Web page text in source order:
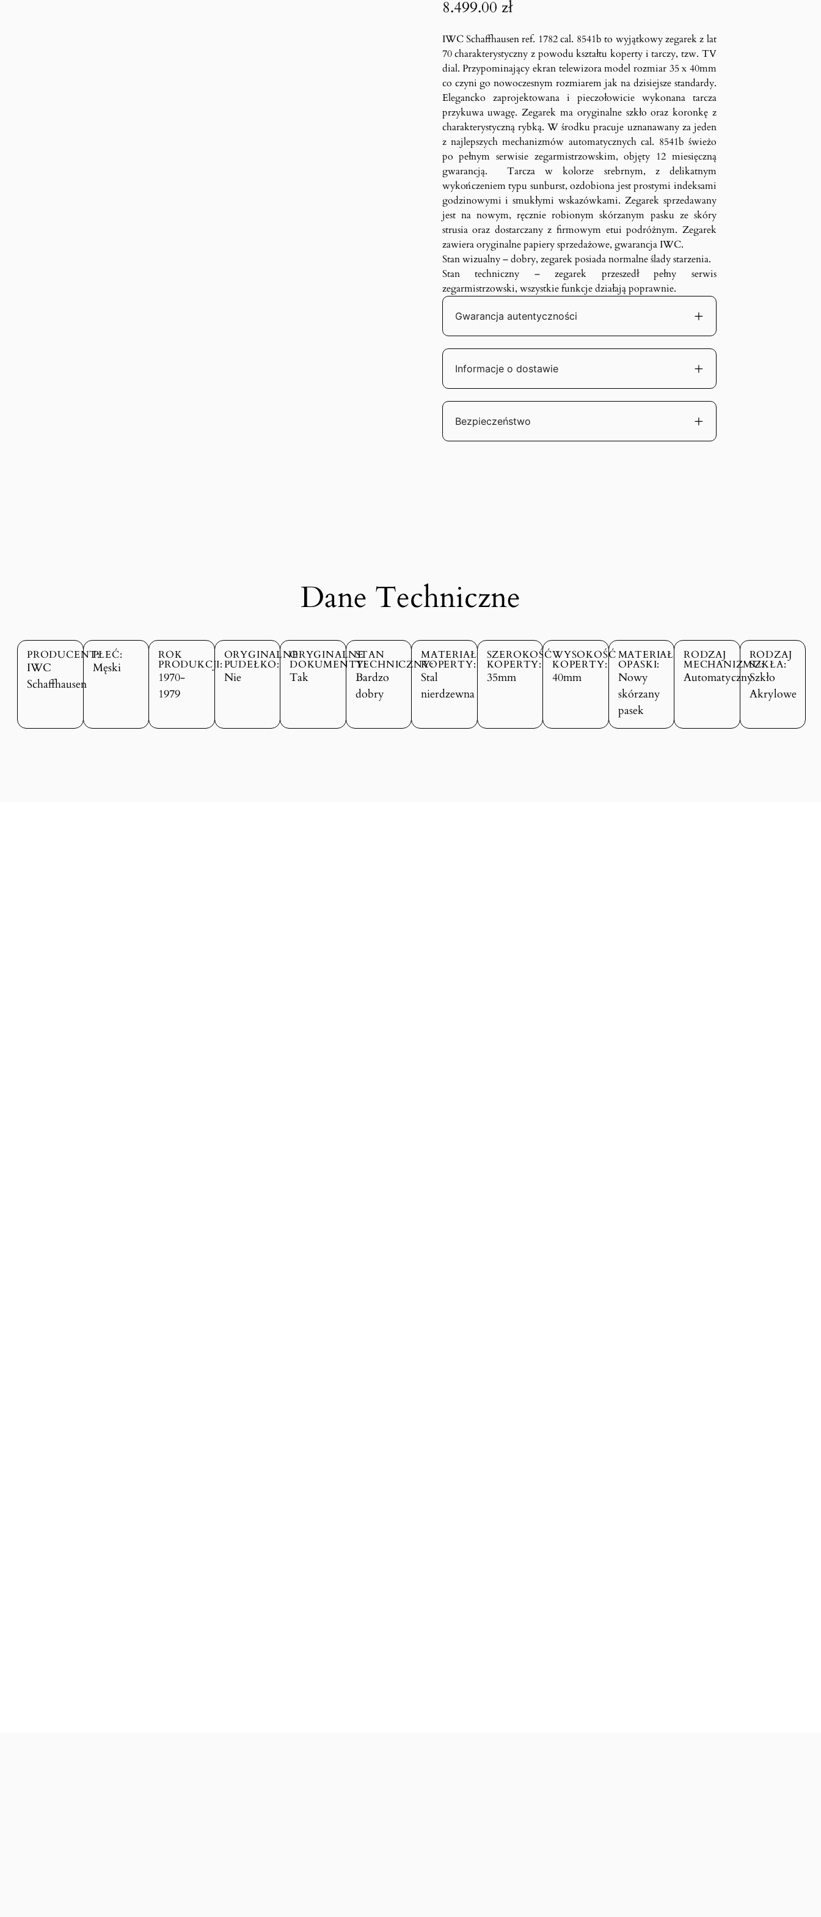
8.499.00 zł
IWC Schaffhausen ref. 1782 cal. 8541b to wyjątkowy zegarek z lat
70 charakterystyczny z powodu kształtu koperty i tarczy, tzw. TV
dial. Przypominający ekran telewizora model rozmiar 35 x 40mm
co czyni go nowoczesnym rozmiarem jak na dzisiejsze standardy.
Elegancko zaprojektowana i pieczołowicie wykonana tarcza
przykuwa uwagę. Zegarek ma oryginalne szkło oraz koronkę z
charakterystyczną rybką. W środku pracuje uznanawany za jeden
z najlepszych mechanizmów automatycznych cal. 8541b świeżo
po pełnym serwisie zegarmistrzowskim, objęty 12 miesięczną
gwarancją. Tarcza w kolorze srebrnym, z delikatnym
wykończeniem typu sunburst, ozdobiona jest prostymi indeksami
godzinowymi i smukłymi wskazówkami. Zegarek sprzedawany
jest na nowym, ręcznie robionym skórzanym pasku ze skóry
strusia oraz dostarczany z firmowym etui podróżnym. Zegarek
zawiera oryginalne papiery sprzedażowe, gwarancja IWC.
Stan wizualny – dobry, zegarek posiada normalne ślady starzenia.
Stan techniczny – zegarek przeszedł pełny serwis
zegarmistrzowski, wszystkie funkcje działają poprawnie.
Gwarancja autentyczności
Informacje o dostawie
Bezpieczeństwo
Dane Techniczne
PRODUCENT:
IWC
Schaffhausen
PŁEĆ:
Męski
ROK
PRODUKCJI:
1970-
1979
ORYGINALNE
PUDEŁKO:
Nie
ORYGINALNE
DOKUMENTY:
Tak
STAN
TECHNICZNY:
Bardzo
dobry
MATERIAŁ
KOPERTY:
Stal
nierdzewna
SZEROKOŚĆ
KOPERTY:
35mm
WYSOKOŚĆ
KOPERTY:
40mm
MATERIAŁ
OPASKI:
Nowy
skórzany
pasek
RODZAJ
MECHANIZMU:
Automatyczny
RODZAJ
SZKŁA:
Szkło
Akrylowe